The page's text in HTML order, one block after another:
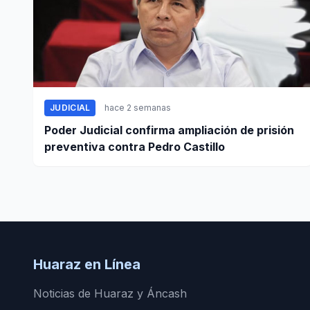
JUDICIAL hace 2 semanas
Poder Judicial confirma ampliación de prisión
preventiva contra Pedro Castillo
Huaraz en Línea
Noticias de Huaraz y Áncash